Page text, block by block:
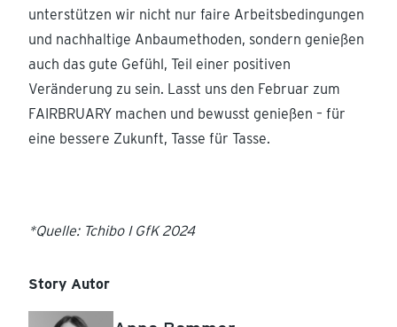
unterstützen wir nicht nur faire Arbeitsbedingungen
und nachhaltige Anbaumethoden, sondern genießen
auch das gute Gefühl, Teil einer positiven
Veränderung zu sein. Lasst uns den Februar zum
FAIRBRUARY machen und bewusst genießen – für
eine bessere Zukunft, Tasse für Tasse.
*Quelle: Tchibo I GfK 2024
Story Autor